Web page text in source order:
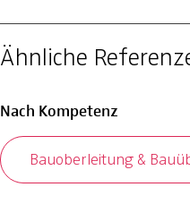
Ähnliche
Nach Kompetenz
Bauoberleitung &